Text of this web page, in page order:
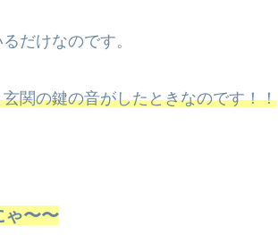
だけなのです。
関の鍵の音がしたときなのです！！
ゃ〜〜